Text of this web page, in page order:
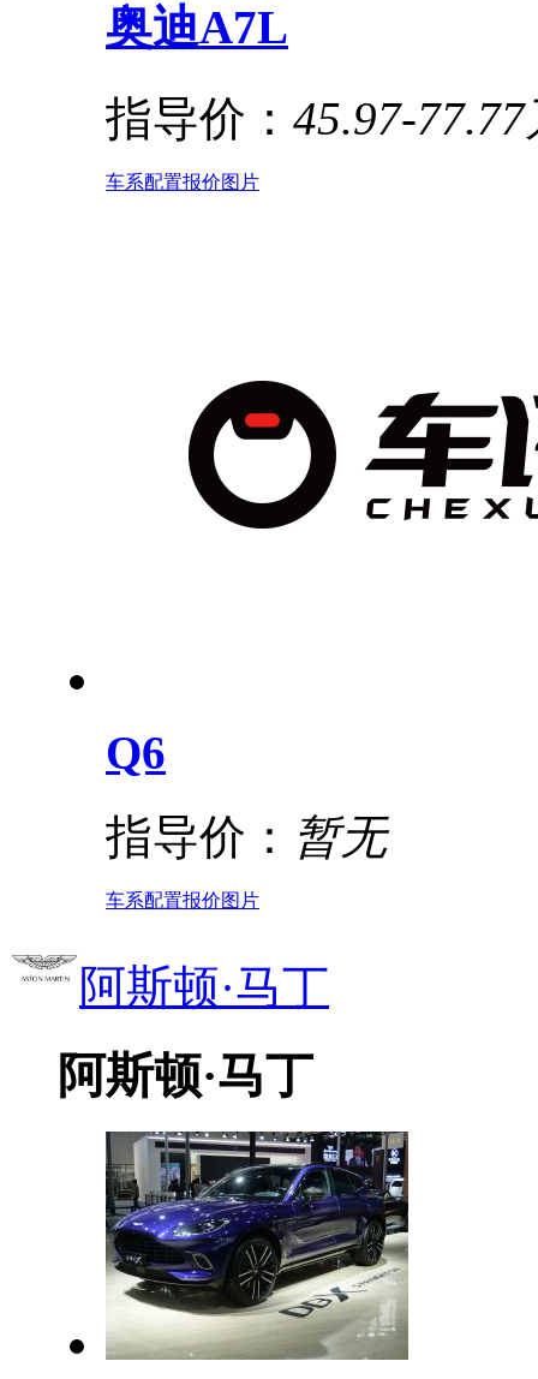
奥迪A7L
指导价： 45.97-77.77
车系配置报价图片
Q6
指导价： 暂无
车系配置报价图片
阿斯顿·马丁
阿斯顿·马丁